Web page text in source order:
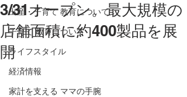
出産・子育て ​教育について
子育て ​教育について
ライフスタイル
経済情報
家計を支える ママの手腕
3/31オープン。最大規模の
店舗面積に約400製品を展
開